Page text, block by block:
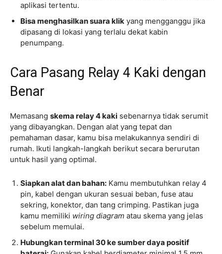
aplikasi tertentu.
Bisa menghasilkan suara klik yang mengganggu jika
dipasang di lokasi yang terlalu dekat kabin
penumpang.
Cara Pasang Relay 4 Kaki dengan
Benar
Memasang skema relay 4 kaki sebenarnya tidak serumit
yang dibayangkan. Dengan alat yang tepat dan
pemahaman dasar, kamu bisa melakukannya sendiri di
rumah. Ikuti langkah-langkah berikut secara berurutan
untuk hasil yang optimal.
Siapkan alat dan bahan: Kamu membutuhkan relay 4
pin, kabel dengan ukuran sesuai beban, fuse atau
sekring, konektor, dan tang crimping. Pastikan juga
kamu memiliki wiring diagram atau skema yang jelas
sebelum memulai.
Hubungkan terminal 30 ke sumber daya positif